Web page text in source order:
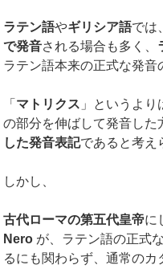
ラテン語やギリシア語では
で発音される場合も多く、
ラテン語本来の正式な発音
「 マトリクス 」というより
の部分を伸ばして発音した
した発音表記であると考え
しかし、
古代ローマの第五代皇帝に
Nero が、ラテン語の正式
るにも関わらず、通常のカ